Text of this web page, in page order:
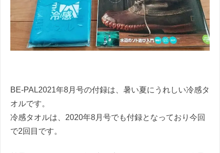
BE-PAL2021年8月号の付録は、暑い夏にうれしい冷感タ
オルです。
冷感タオルは、2020年8月号でも付録となっており今回
で2回目です。